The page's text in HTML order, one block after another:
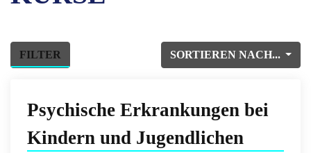
SORTIEREN NACH...
FILTER
Psychische Erkrankungen bei
Kindern und Jugendlichen